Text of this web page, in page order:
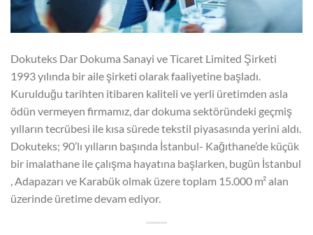
Dokuteks Dar Dokuma Sanayi ve Ticaret Limited Şirketi
1993 yılında bir aile şirketi olarak faaliyetine başladı.
Kurulduğu tarihten itibaren kaliteli ve yerli üretimden asla
ödün vermeyen firmamız, dar dokuma sektöründeki geçmiş
yılların tecrübesi ile kısa sürede tekstil piyasasında yerini aldı.
Dokuteks; 90’lı yılların başında İstanbul- Kağıthane’de küçük
bir imalathane ile çalışma hayatına başlarken, bugün İstanbul
, Adapazarı ve Karabük olmak üzere toplam 15.000 m² alan
üzerinde üretime devam ediyor.